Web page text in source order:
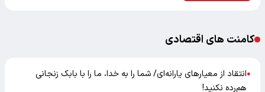
کامنت های اقتصادی
●انتقاد از معیارهای یارانه‌ای/ شما را به خدا، ما را با بابک زنجانی
هم‌رده نکنید!